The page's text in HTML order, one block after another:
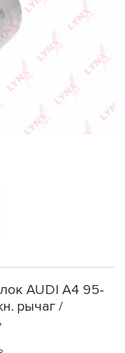
AUDI A4 95-
рычаг /